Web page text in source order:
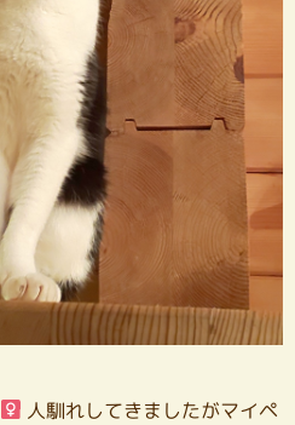
人馴れしてきましたがマイペ